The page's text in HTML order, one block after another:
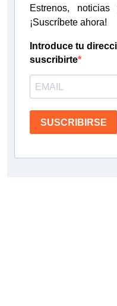
Estrenos,
¡Suscríbete ahora!
Introduce tu
suscribirte
SUSCRIBIRSE